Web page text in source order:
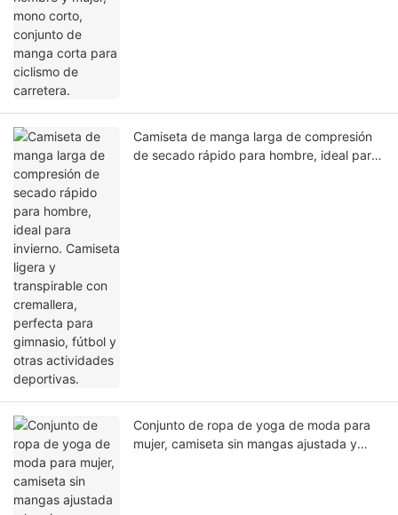
Camiseta de manga larga de compresión
de secado rápido para hombre, ideal para
Conjunto de ropa de yoga de moda para
mujer, camiseta sin mangas ajustada y